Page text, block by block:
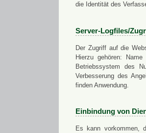
die Identität des
Server-Logfiles/
Der Zugriff auf die
Hierzu gehören:
Betriebssystem des
Verbesserung des
finden Anwendung.
Einbindung von
Es kann vorkommen,